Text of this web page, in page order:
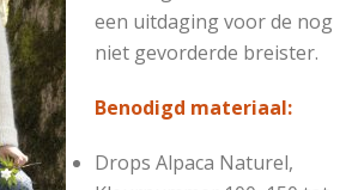
een uitdaging voor de nog
niet gevorderde breister.
Benodigd materiaal:
Drops Alpaca Naturel,